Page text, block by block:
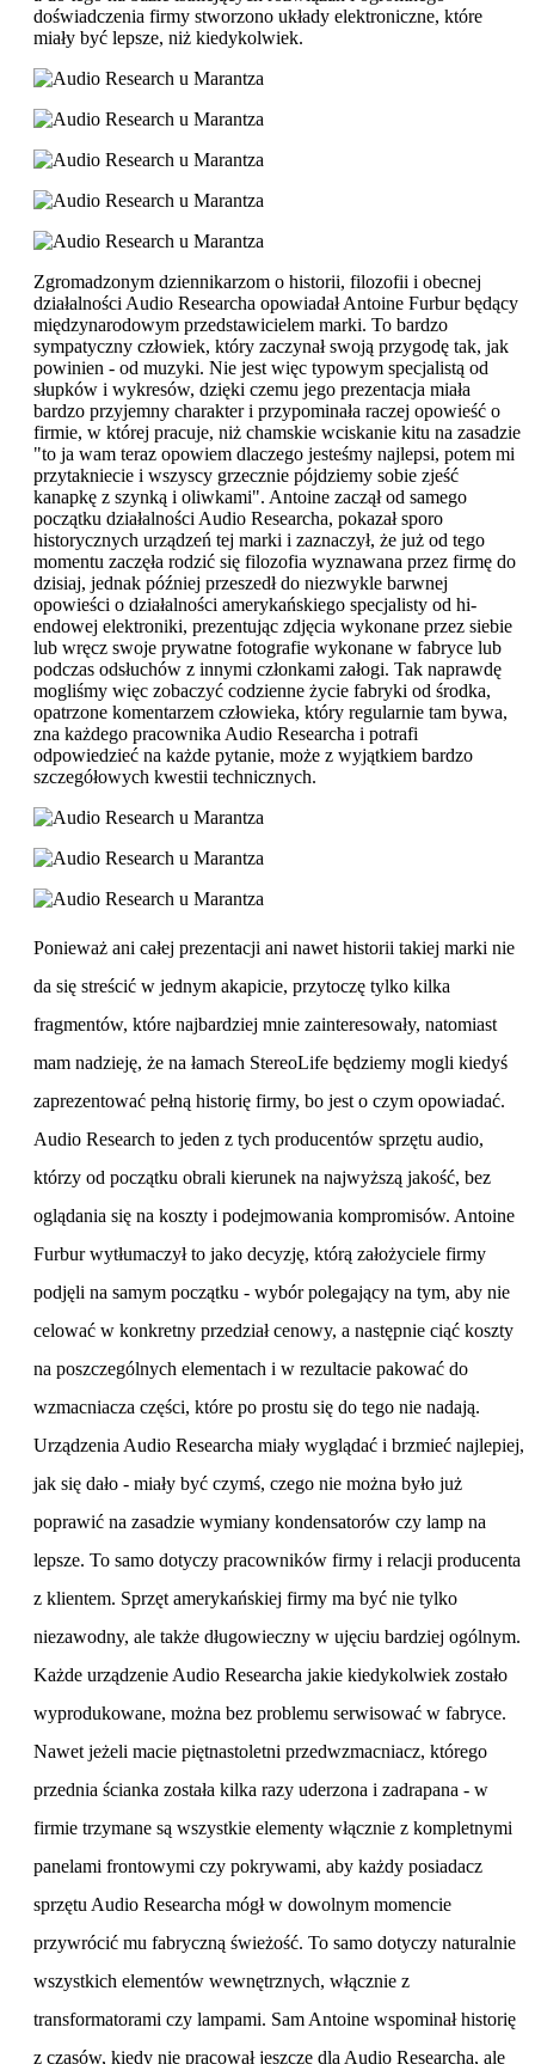
doświadczenia firmy stworzono układy elektroniczne, które
miały być lepsze, niż kiedykolwiek.
Zgromadzonym dziennikarzom o historii, filozofii i obecnej
działalności Audio Researcha opowiadał Antoine Furbur będący
międzynarodowym przedstawicielem marki. To bardzo
sympatyczny człowiek, który zaczynał swoją przygodę tak, jak
powinien - od muzyki. Nie jest więc typowym specjalistą od
słupków i wykresów, dzięki czemu jego prezentacja miała
bardzo przyjemny charakter i przypominała raczej opowieść o
firmie, w której pracuje, niż chamskie wciskanie kitu na zasadzie
"to ja wam teraz opowiem dlaczego jesteśmy najlepsi, potem mi
przytakniecie i wszyscy grzecznie pójdziemy sobie zjeść
kanapkę z szynką i oliwkami". Antoine zaczął od samego
początku działalności Audio Researcha, pokazał sporo
historycznych urządzeń tej marki i zaznaczył, że już od tego
momentu zaczęła rodzić się filozofia wyznawana przez firmę do
dzisiaj, jednak później przeszedł do niezwykle barwnej
opowieści o działalności amerykańskiego specjalisty od hi-
endowej elektroniki, prezentując zdjęcia wykonane przez siebie
lub wręcz swoje prywatne fotografie wykonane w fabryce lub
podczas odsłuchów z innymi członkami załogi. Tak naprawdę
mogliśmy więc zobaczyć codzienne życie fabryki od środka,
opatrzone komentarzem człowieka, który regularnie tam bywa,
zna każdego pracownika Audio Researcha i potrafi
odpowiedzieć na każde pytanie, może z wyjątkiem bardzo
szczegółowych kwestii technicznych.
Ponieważ ani całej prezentacji ani nawet historii takiej marki nie
da się streścić w jednym akapicie, przytoczę tylko kilka
fragmentów, które najbardziej mnie zainteresowały, natomiast
mam nadzieję, że na łamach StereoLife będziemy mogli kiedyś
zaprezentować pełną historię firmy, bo jest o czym opowiadać.
Audio Research to jeden z tych producentów sprzętu audio,
którzy od początku obrali kierunek na najwyższą jakość, bez
oglądania się na koszty i podejmowania kompromisów. Antoine
Furbur wytłumaczył to jako decyzję, którą założyciele firmy
podjęli na samym początku - wybór polegający na tym, aby nie
celować w konkretny przedział cenowy, a następnie ciąć koszty
na poszczególnych elementach i w rezultacie pakować do
wzmacniacza części, które po prostu się do tego nie nadają.
Urządzenia Audio Researcha miały wyglądać i brzmieć najlepiej,
jak się dało - miały być czymś, czego nie można było już
poprawić na zasadzie wymiany kondensatorów czy lamp na
lepsze. To samo dotyczy pracowników firmy i relacji producenta
z klientem. Sprzęt amerykańskiej firmy ma być nie tylko
niezawodny, ale także długowieczny w ujęciu bardziej ogólnym.
Każde urządzenie Audio Researcha jakie kiedykolwiek zostało
wyprodukowane, można bez problemu serwisować w fabryce.
Nawet jeżeli macie piętnastoletni przedwzmacniacz, którego
przednia ścianka została kilka razy uderzona i zadrapana - w
firmie trzymane są wszystkie elementy włącznie z kompletnymi
panelami frontowymi czy pokrywami, aby każdy posiadacz
sprzętu Audio Researcha mógł w dowolnym momencie
przywrócić mu fabryczną świeżość. To samo dotyczy naturalnie
wszystkich elementów wewnętrznych, włącznie z
transformatorami czy lampami. Sam Antoine wspominał historię
z czasów, kiedy nie pracował jeszcze dla Audio Researcha, ale